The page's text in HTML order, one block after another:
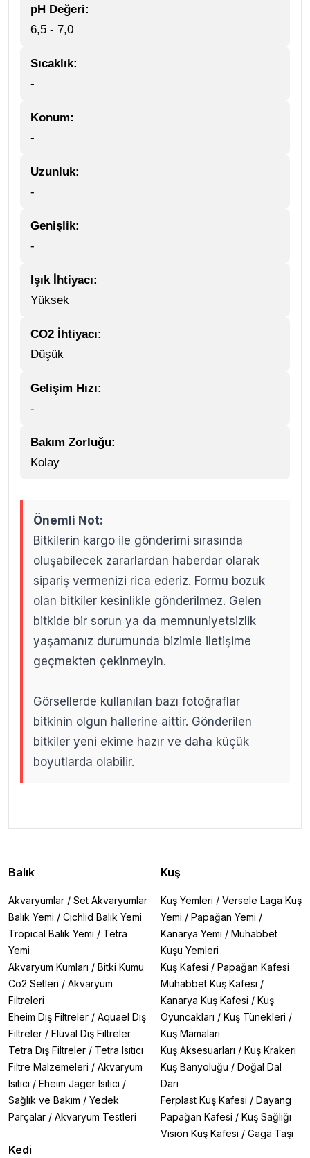
pH Değeri:
6,5 - 7,0
Sıcaklık:
-
Konum:
-
Uzunluk:
-
Genişlik:
-
Işık İhtiyacı:
Yüksek
CO2 İhtiyacı:
Düşük
Gelişim Hızı:
-
Bakım Zorluğu:
Kolay
Önemli Not:
Bitkilerin kargo ile gönderimi sırasında
oluşabilecek zararlardan haberdar olarak
sipariş vermenizi rica ederiz. Formu bozuk
olan bitkiler kesinlikle gönderilmez. Gelen
bitkide bir sorun ya da memnuniyetsizlik
yaşamanız durumunda bizimle iletişime
geçmekten çekinmeyin.
Görsellerde kullanılan bazı fotoğraflar
bitkinin olgun hallerine aittir. Gönderilen
bitkiler yeni ekime hazır ve daha küçük
boyutlarda olabilir.
Balık
Akvaryumlar / Set Akvaryumlar
Balık Yemi / Cichlid Balık Yemi
Tropical Balık Yemi / Tetra
Yemi
Akvaryum Kumları / Bitki Kumu
Co2 Setleri / Akvaryum
Filtreleri
Eheim Dış Filtreler / Aquael Dış
Filtreler / Fluval Dış Filtreler
Tetra Dış Filtreler / Tetra Isıtıcı
Filtre Malzemeleri / Akvaryum
Isıtıcı / Eheim Jager Isıtıcı /
Sağlık ve Bakım / Yedek
Parçalar / Akvaryum Testleri
Kedi
Kuş
Kuş Yemleri / Versele Laga Kuş
Yemi / Papağan Yemi /
Kanarya Yemi / Muhabbet
Kuşu Yemleri
Kuş Kafesi / Papağan Kafesi
Muhabbet Kuş Kafesi /
Kanarya Kuş Kafesi / Kuş
Oyuncakları / Kuş Tünekleri /
Kuş Mamaları
Kuş Aksesuarları / Kuş Krakeri
Kuş Banyoluğu / Doğal Dal
Darı
Ferplast Kuş Kafesi / Dayang
Papağan Kafesi / Kuş Sağlığı
Vision Kuş Kafesi / Gaga Taşı